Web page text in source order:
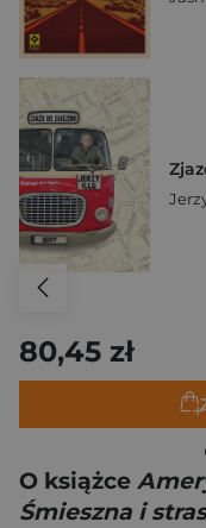
80,45 zł
O książce
Śmieszna i